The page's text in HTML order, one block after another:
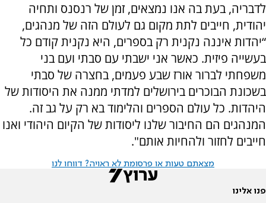
לדבריה, בעת בה אנו נמצאים, זמן של רנסנס ותחיה
יהודית, חייבים לתת מקום גם לעולם הזה של מנהגים,
“יהדות איננה נקנית רק בספרים, היא נקנית קודם כל
בעשייה פיזית. כאשר אני ישבתי עם סבתי ועם בני
משפחתי לברור אורז שבע פעמים, בחצרה של סבתי
בשכונת הבוכרים בירושלים למדתי ממנה את היסודות של
היהדות. כל עולם הספרים והלימוד בא רק על גב זה.
המנהגים הם החיבור שלנו ליסודות של הקיום היהודי ואנו
חייבים לחזור ולהחיות אותם".
מצאתם טעות או פרסומת לא ראויה? דווחו לנו
פנו אלינו